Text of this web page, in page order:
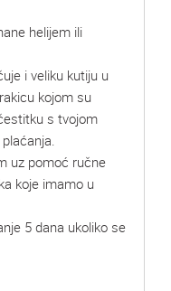
helijem ili
i veliku kutiju u
kojom su
s tvojom
uz pomoć ručne
koje imamo u
5 dana ukoliko se